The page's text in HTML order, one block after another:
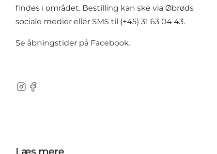
findes i området. Bestilling kan ske via Øbrøds
sociale medier eller SMS til (+45) 31 63 04 43.
Se åbningstider på Facebook.
Instagram
Facebook
Læs mere